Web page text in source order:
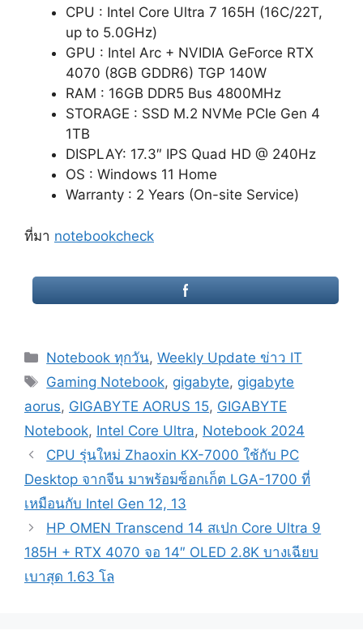
CPU : Intel Core Ultra 7 165H (16C/22T,
up to 5.0GHz)
GPU : Intel Arc + NVIDIA GeForce RTX
4070 (8GB GDDR6) TGP 140W
RAM : 16GB DDR5 Bus 4800MHz
STORAGE : SSD M.2 NVMe PCIe Gen 4
1TB
DISPLAY: 17.3″ IPS Quad HD @ 240Hz
OS : Windows 11 Home
Warranty : 2 Years (On-site Service)
ที่มา notebookcheck
Categories
Notebook ทุกวัน,Weekly Update ข่าว IT
Tags
Gaming Notebook, gigabyte, gigabyte
aorus, GIGABYTE AORUS 15, GIGABYTE
Notebook, Intel Core Ultra, Notebook 2024
Post
navigation
CPU รุ่นใหม่ Zhaoxin KX-7000 ใช้กับ PC
Desktop จากจีน มาพร้อมซ็อกเก็ต LGA-1700 ที่
เหมือนกับ Intel Gen 12, 13
HP OMEN Transcend 14 สเปก Core Ultra 9
185H + RTX 4070 จอ 14″ OLED 2.8K บางเฉียบ
เบาสุด 1.63 โล